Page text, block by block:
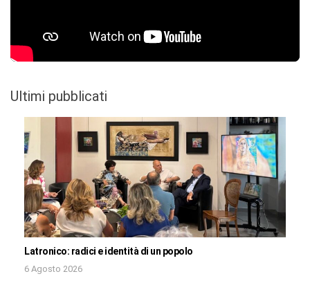
Ultimi pubblicati
Latronico: radici e identità di un popolo
6 Agosto 2026